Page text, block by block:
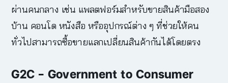
ผ่านคนกลาง เช่น แพลตฟอร์มสำหรับขายสินค้ามือสอง
บ้าน คอนโด หนังสือ หรืออุปกรณ์ต่าง ๆ ที่ช่วยให้คน
ทั่วไปสามารถซื้อขายแลกเปลี่ยนสินค้ากันได้โดยตรง
G2C – Government to Consumer